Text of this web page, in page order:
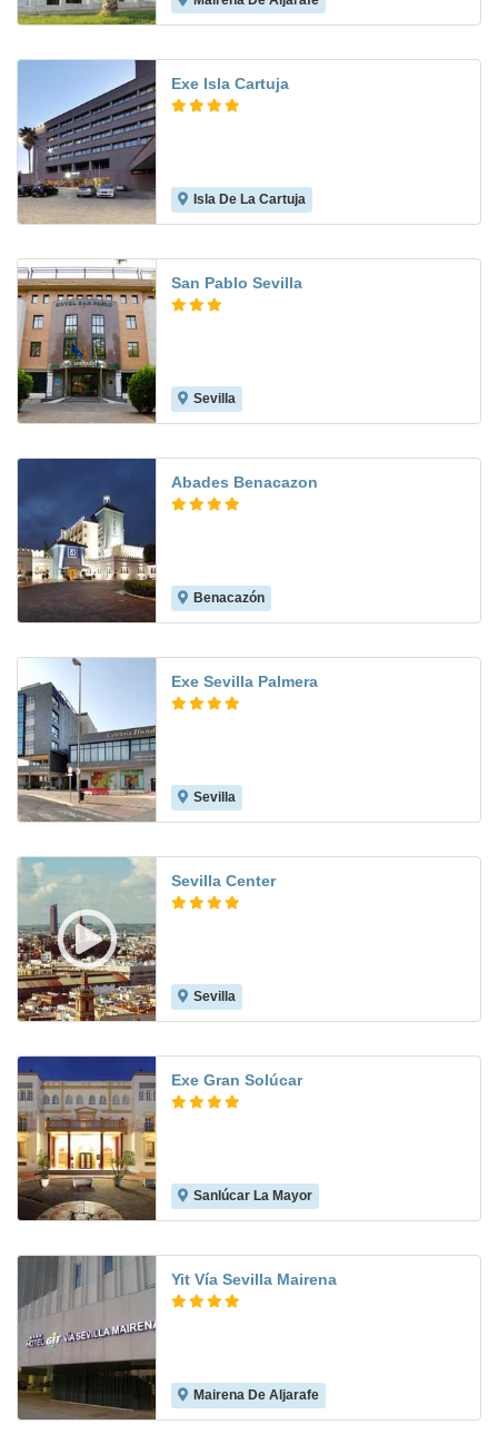
Exe Isla Cartuja
Isla De La Cartuja
San Pablo Sevilla
Sevilla
Abades Benacazon
Benacazón
Exe Sevilla Palmera
Sevilla
Sevilla Center
Sevilla
Exe Gran Solúcar
Sanlúcar La Mayor
Yit Vía Sevilla Mairena
Mairena De Aljarafe